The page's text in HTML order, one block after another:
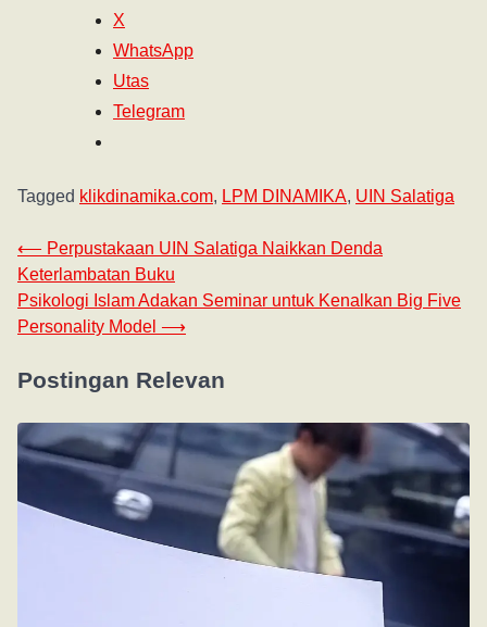
X
WhatsApp
Utas
Telegram
Tagged klikdinamika.com, LPM DINAMIKA, UIN Salatiga
⟵ Perpustakaan UIN Salatiga Naikkan Denda
Keterlambatan Buku
Psikologi Islam Adakan Seminar untuk Kenalkan Big Five
Personality Model ⟶
Postingan Relevan